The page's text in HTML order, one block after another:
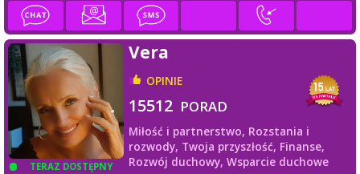
TERAZ DOSTĘPNY
Vera
OPINIE
15512 PORAD
Miłość i partnerstwo, Rozstania i
rozwody, Twoja przyszłość, Finanse,
Rozwój duchowy, Wsparcie duchowe